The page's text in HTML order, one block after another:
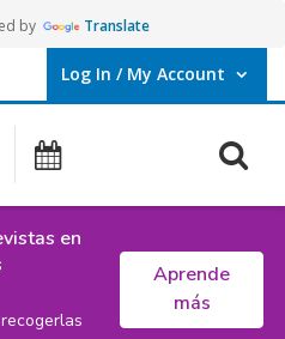
by Translate
Log In / My Account
User Log In / My Account.
Main
navigation
en
Aprende
más